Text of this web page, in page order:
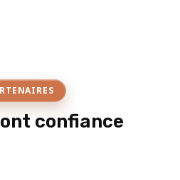
confiance